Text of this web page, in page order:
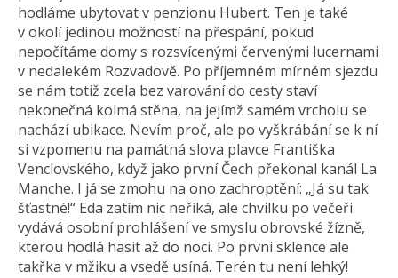
hodláme ubytovat v penzionu Hubert. Ten je také
v okolí jedinou možností na přespání, pokud
nepočítáme domy s rozsvícenými červenými lucernami
v nedalekém Rozvadově. Po příjemném mírném sjezdu
se nám totiž zcela bez varování do cesty staví
nekonečná kolmá stěna, na jejímž samém vrcholu se
nachází ubikace. Nevím proč, ale po vyškrábání se k ní
si vzpomenu na památná slova plavce Františka
Venclovského, když jako první Čech překonal kanál La
Manche. I já se zmohu na ono zachroptění: „Já su tak
šťastné!“ Eda zatím nic neříká, ale chvilku po večeři
vydává osobní prohlášení ve smyslu obrovské žízně,
kterou hodlá hasit až do noci. Po první sklence ale
takřka v mžiku a vsedě usíná. Terén tu není lehký!